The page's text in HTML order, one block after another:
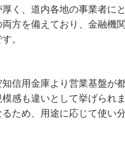
く、道内各地の事業者に
方を備えており、金融機
。
信用金庫より営業基盤が
感も違いとして挙げられま
ため、用途に応じて使い